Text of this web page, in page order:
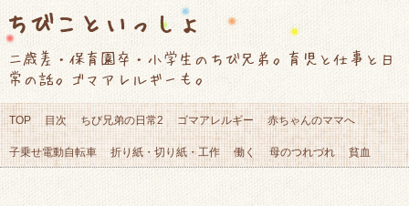
ちびこといっしょ
二歳差・保育園卒・小学生のちび兄弟。育児と仕事と日
常の話。ゴマアレルギーも。
TOP 目次 ちび兄弟の日常2 ゴマアレルギー 赤ちゃんのママへ
子乗せ電動自転車 折り紙・切り紙・工作 働く 母のつれづれ 貧血